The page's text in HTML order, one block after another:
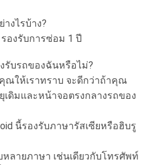
งไรบ้าง?
งรับการซ่อม 1 ปี
รับรถของฉันหรือไม่?
ณให้เราทราบ จะดีกว่าถ้าคุณ
ดิมและหน้าจอตรงกลางรถของ
นี้รองรับภาษารัสเซียหรือฮิบรู
หลายภาษา เช่นเดียวกับโทรศัพท์